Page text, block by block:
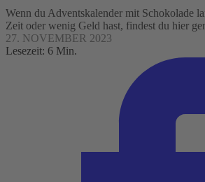
Wenn du Adventskalender mit Schokolade
Zeit oder wenig Geld hast, findest du hier
27. NOVEMBER 2023
Lesezeit: 6 Min.